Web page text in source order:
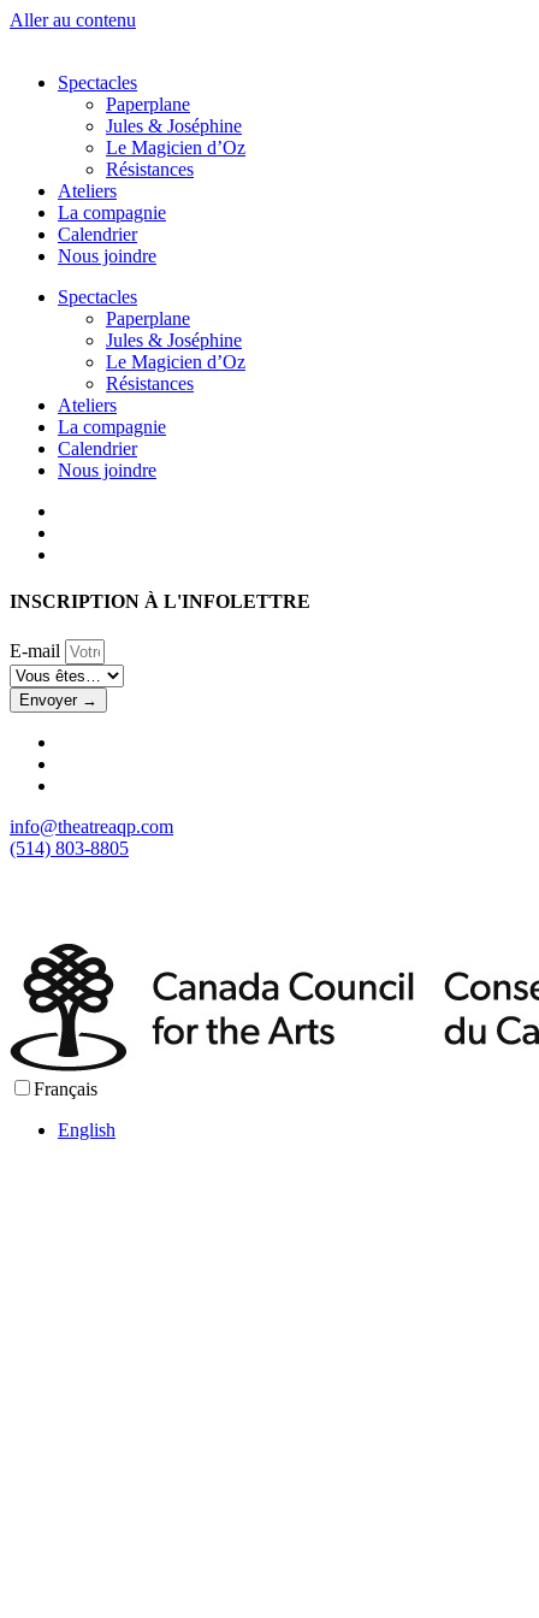
Aller au contenu
Spectacles
Paperplane
Jules & Joséphine
Le Magicien d’Oz
Résistances
Ateliers
La compagnie
Calendrier
Nous joindre
Spectacles
Paperplane
Jules & Joséphine
Le Magicien d’Oz
Résistances
Ateliers
La compagnie
Calendrier
Nous joindre
INSCRIPTION À L'INFOLETTRE
E-mail
Envoyer →
info@theatreaqp.com
(514) 803-8805
Français
English